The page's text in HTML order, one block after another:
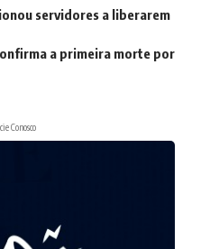
servidores a liberarem
a primeira morte por
Conosco